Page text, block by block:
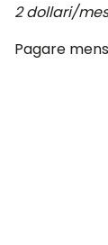
2 dollari/
Pagare